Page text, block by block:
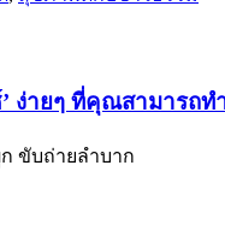
ง่ายๆ ที่คุณสามารถท
ขับถ่ายลำบาก